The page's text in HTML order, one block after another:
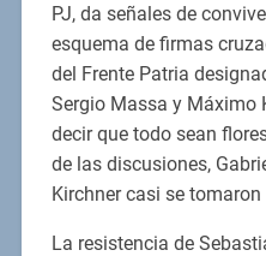
PJ, da señales de
esquema de firmas
del Frente Patria
Sergio Massa y Máximo
decir que todo sean
de las discusiones,
Kirchner casi se tomaron
La resistencia de